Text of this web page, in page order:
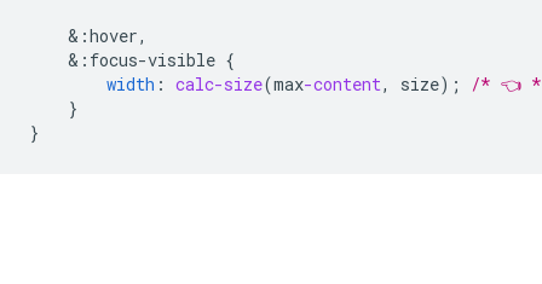
& :hover,
& :focus-visible {
width : calc-size(max-content, size);
/* 👈
}
}